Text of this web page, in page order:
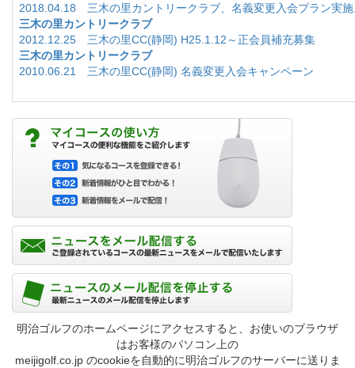
2018.04.18 三木の里カントリークラブ、名義変更入会プラン実
三木の里カントリークラブ
2012.12.25 三木の里CC(静岡) H25.1.12～正会員補充募集
三木の里カントリークラブ
2010.06.21 三木の里CC(静岡) 名義変更入会キャンペーン
明治ゴルフのホームページにアクセスすると、お使いのブラウザ
はお客様のパソコン上の
meijigolf.co.jp のcookieを自動的に明治ゴルフのサーバーに送りま